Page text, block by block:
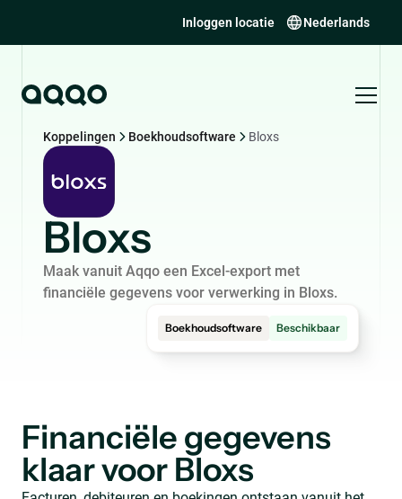
Inloggen locatie Nederlands
Koppelingen Boekhoudsoftware Bloxs
Bloxs
Maak vanuit Aqqo een Excel-export met
financiële gegevens voor verwerking in Bloxs.
Boekhoudsoftware Beschikbaar
Financiële gegevens
klaar voor Bloxs